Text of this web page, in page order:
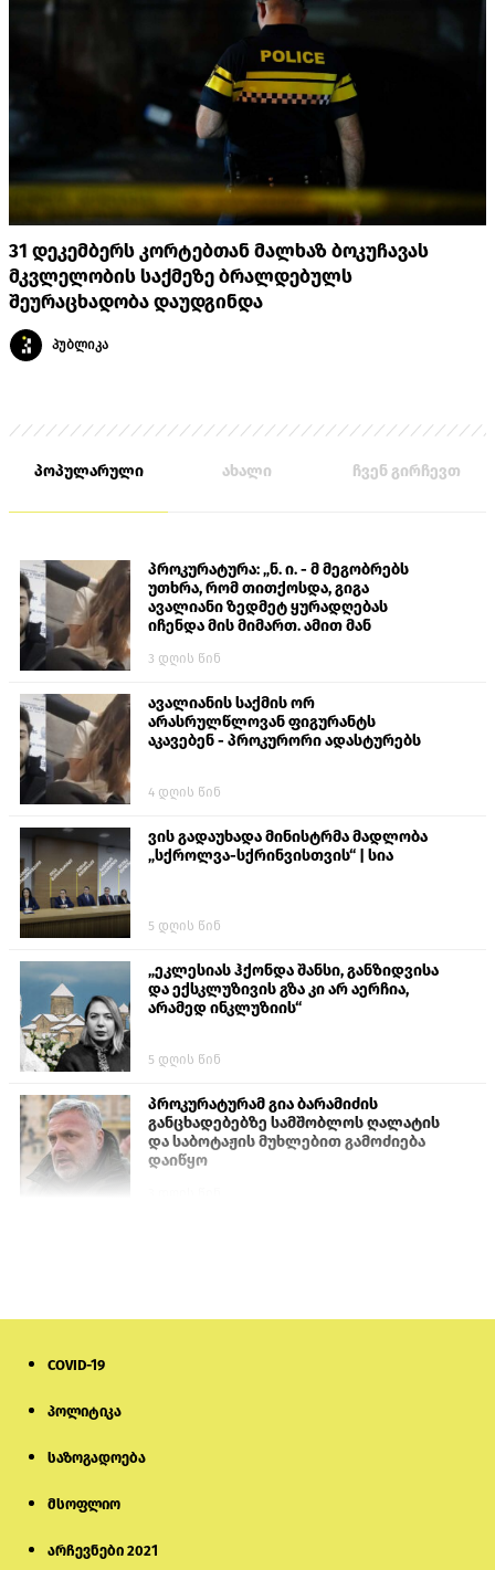
31 დეკემბერს კორტებთან მალხაზ ბოკუჩავას
მკვლელობის საქმეზე ბრალდებულს
შეურაცხადობა დაუდგინდა
პუბლიკა
პოპულარული ახალი ჩვენ გირჩევთ
პროკურატურა: „ნ. ი. - მ მეგობრებს
უთხრა, რომ თითქოსდა, გიგა
ავალიანი ზედმეტ ყურადღებას
იჩენდა მის მიმართ. ამით მან
თავს დასხმოდა გიგა ავალიანს“
3 დღის წინ
ავალიანის საქმის ორ
არასრულწლოვან ფიგურანტს
აკავებენ - პროკურორი ადასტურებს
4 დღის წინ
ვის გადაუხადა მინისტრმა მადლობა
„სქროლვა-სქრინვისთვის“ | სია
5 დღის წინ
„ეკლესიას ჰქონდა შანსი, განზიდვისა
და ექსკლუზივის გზა კი არ აერჩია,
არამედ ინკლუზიის“
5 დღის წინ
პროკურატურამ გია ბარამიძის
განცხადებებზე სამშობლოს ღალატის
და საბოტაჟის მუხლებით გამოძიება
დაიწყო
პატიმრობის შეფარდებაზე
COVID-19
პოლიტიკა
საზოგადოება
მსოფლიო
არჩევნები 2021